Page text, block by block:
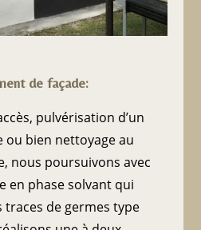
de façade:
pulvérisation d’un
ou bien nettoyage au
nous poursuivons avec
en phase solvant qui
de germes type